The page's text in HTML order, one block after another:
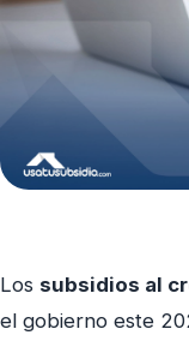
Los subsidios al
el gobierno este